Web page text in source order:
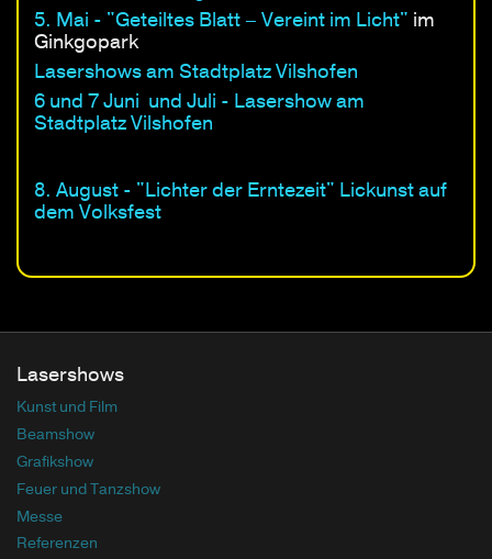
5. Mai - "Geteiltes Blatt – Vereint im Licht" im
Ginkgopark
Lasershows am Stadtplatz Vilshofen
6 und 7 Juni und Juli - Lasershow am
Stadtplatz Vilshofen
8. August - "Lichter der Erntezeit" Lickunst auf
dem Volksfest
Lasershows
Kunst und Film
Beamshow
Grafikshow
Feuer und Tanzshow
Messe
Referenzen